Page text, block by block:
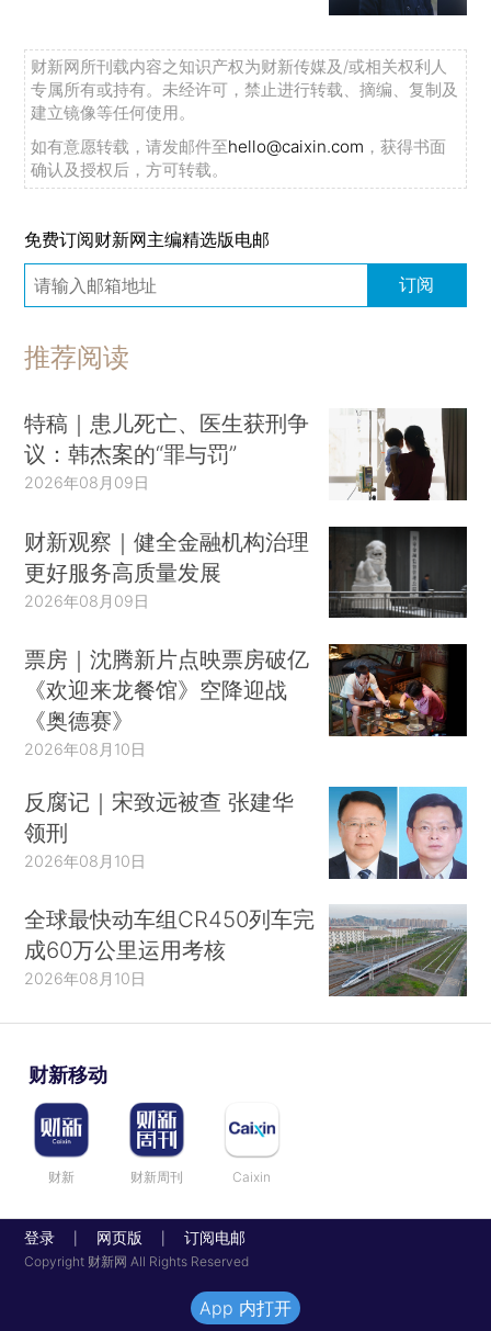
财新网所刊载内容之知识产权为财新传媒及/或相关权利人
专属所有或持有。未经许可，禁止进行转载、摘编、复制及
建立镜像等任何使用。
如有意愿转载，请发邮件至hello@caixin.com ，获得书面
确认及授权后，方可转载。
免费订阅财新网主编精选版电邮
订阅
推荐阅读
特稿｜患儿死亡、医生获刑争
议：韩杰案的“罪与罚”
2026年08月09日
财新观察｜健全金融机构治理
更好服务高质量发展
2026年08月09日
票房｜沈腾新片点映票房破亿
《欢迎来龙餐馆》空降迎战
《奥德赛》
2026年08月10日
反腐记｜宋致远被查 张建华
领刑
2026年08月10日
全球最快动车组CR450列车完
成60万公里运用考核
2026年08月10日
财新移动
财新 财新周刊 Caixin
登录 网页版 订阅电邮
Copyright 财新网 All Rights Reserved
App 内打开